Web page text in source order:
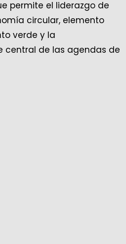
permite el liderazgo de
circular, elemento
verde y la
central de las agendas de